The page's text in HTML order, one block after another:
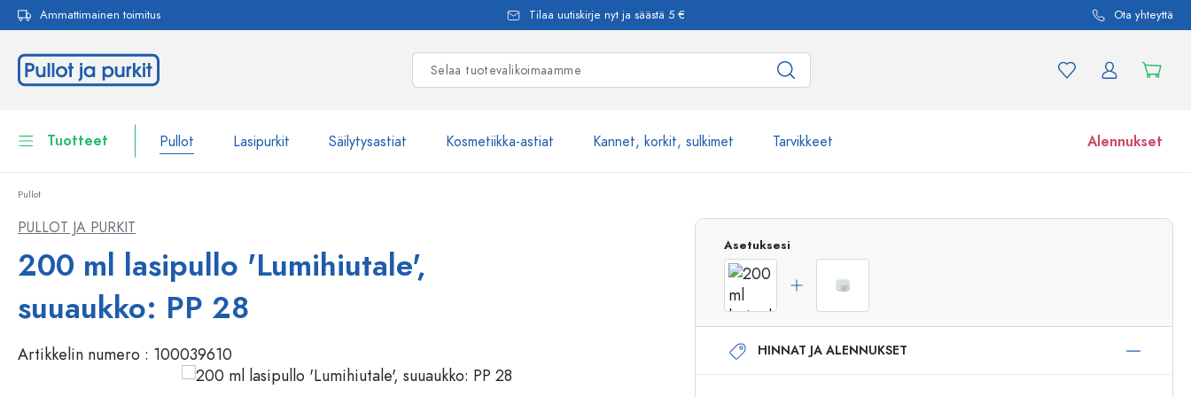
Siirry päänavigointiin
Ammattimainen toimitus Tilaa uutiskirje nyt ja säästä 5 € Ota yhteyttä
Tuotteet Pullot Lasipurkit Säilytysastiat Kosmetiikka-astiat Kannet, korkit, sulkimet Tarvikkeet Alennukset
Lasipurkit
Pullot tuotemerkin mukaan
Patenttikorkkipullot
Spraypullot
Airless-pumppupullot
Roll-on-pullot
Lasipurkit
Pullot
PULLOT JA PURKIT
200 ml lasipullo 'Lumihiutale',
suuaukko: PP 28
Artikkelin numero : 100039610
Asetuksesi
HINNAT JA ALENNUKSET